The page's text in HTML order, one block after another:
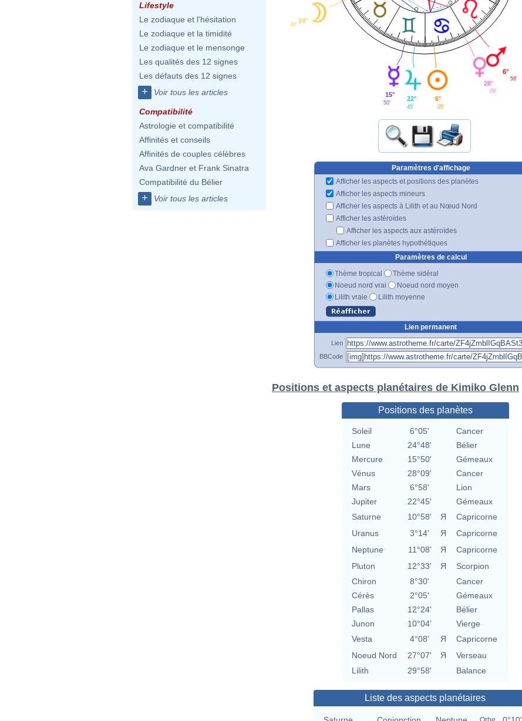
Lifestyle
Le zodiaque et l'hésitation
Le zodiaque et la timidité
Le zodiaque et le mensonge
Les qualités des 12 signes
Les défauts des 12 signes
+ Voir tous les articles
Compatibilité
Astrologie et compatibilité
Affinités et conseils
Affinités de couples célèbres
Ava Gardner et Frank Sinatra
Compatibilité du Bélier
+ Voir tous les articles
24°
48'
15°
50'
22°
45'
6°
05'
28°
09'
6°
58'
Paramètres d'affichage
Afficher les aspects et positions des planètes
Afficher les aspects mineurs
Afficher les aspects à Lilith et au Nœud Nord
Afficher les astéroïdes
Afficher les aspects aux astéroïdes
Afficher les planètes hypothétiques
Paramètres de calcul
Thème tropical
Thème sidéral
Noeud nord vrai
Noeud nord moyen
Lilith vraie
Lilith moyenne
Lien permanent
Lien
BBCode
Positions et aspects planétaires de Kimiko Glenn
Positions des planètes
Soleil 6°05'
Cancer
Lune
24°48'
Bélier
Mercure
15°50'
Gémeaux
Vénus
28°09'
Cancer
Mars
6°58'
Lion
Jupiter
22°45'
Gémeaux
Saturne
10°58' Я
Capricorne
Uranus
3°14' Я
Capricorne
Neptune
11°08' Я
Capricorne
Pluton
12°33' Я
Scorpion
Chiron
8°30'
Cancer
Cérès
2°05'
Gémeaux
Pallas
12°24'
Bélier
Junon
10°04'
Vierge
Vesta
4°08' Я
Capricorne
Noeud Nord
27°07' Я
Verseau
Lilith
29°58' Balance
Liste des aspects planétaires